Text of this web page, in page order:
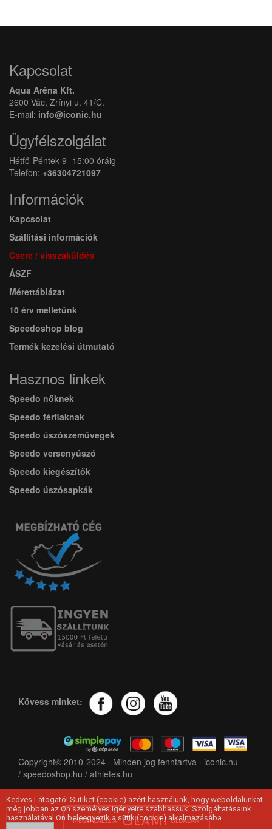
Kapcsolat
Aqua Aréna Kft.
2600 Vác, Zrínyi u. 41/C.
E-mail: info@iconic.hu
Ügyfélszolgálat
Hétfő-Péntek 9 -15:00 óráig
Telefon: +36304721097
Információk
Kapcsolat
Szállítási információk
Csere / visszaküldés
ÁSZF
Mérettáblázat
10 érv melletünk
Speedoshop blog
Termék kezelési útmutató
Hasznos linkek
Speedo nőknek
Speedo férfiaknak
Speedo úszószemüvegek
Speedo versenyúszó
Speedo kiegészítők
Speedo úszósapkák
Kövess minket:
Copyright© 2010-2024 · Minden jog fenntartva · iconic.hu
/ speedoshop.hu / athletes.hu
Kedves Látogató! Sütiket (cookie) azért használunk, hogy weboldalunkat
még jobban az Ön személyes igényeire szabhassuk. Szolgáltatásaink
használatával Ön beleegyezik a sütik (cookie) alkalmazásába.